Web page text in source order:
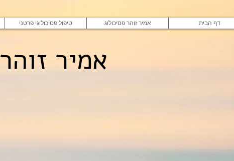
טיפול פסיכולוגי פרטני אמיר זוהר פסיכולוג דף הבית
אמיר זוהר